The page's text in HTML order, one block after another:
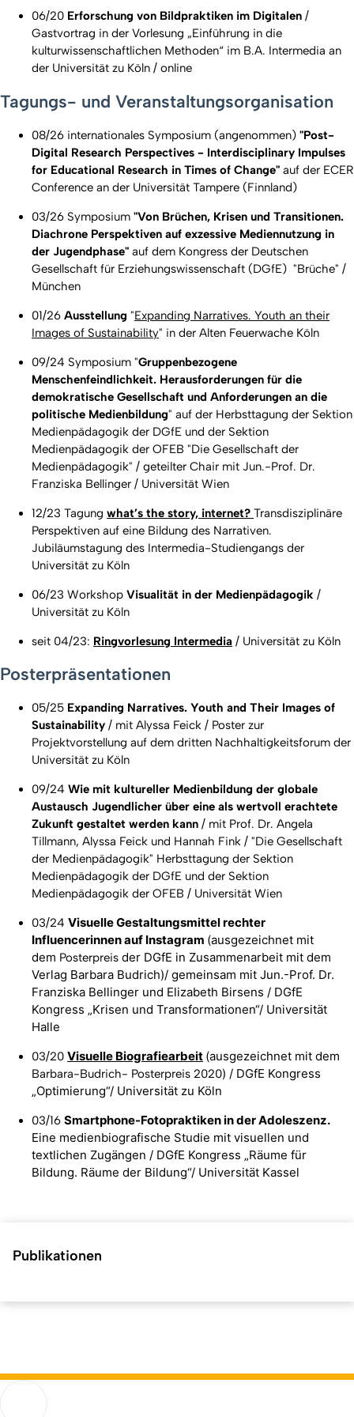
06/20 Erforschung von Bildpraktiken im Digitalen /
Gastvortrag in der Vorlesung „Einführung in die
kulturwissenschaftlichen Methoden“ im B.A. Intermedia an
der Universität zu Köln / online
Tagungs- und Veranstaltungsorganisation
08/26 internationales Symposium (angenommen) "Post-
Digital Research Perspectives - Interdisciplinary Impulses
for Educational Research in Times of Change" auf der ECER
Conference an der Universität Tampere (Finnland)
03/26 Symposium "Von Brüchen, Krisen und Transitionen.
Diachrone Perspektiven auf exzessive Mediennutzung in
der Jugendphase" auf dem Kongress der Deutschen
Gesellschaft für Erziehungswissenschaft (DGfE) "Brüche" /
München
01/26 Ausstellung "Expanding Narratives. Youth an their
Images of Sustainability" in der Alten Feuerwache Köln
09/24 Symposium "Gruppenbezogene
Menschenfeindlichkeit. Herausforderungen für die
demokratische Gesellschaft und Anforderungen an die
politische Medienbildung" auf der Herbsttagung der Sektion
Medienpädagogik der DGfE und der Sektion
Medienpädagogik der OFEB "Die Gesellschaft der
Medienpädagogik" / geteilter Chair mit Jun.-Prof. Dr.
Franziska Bellinger / Universität Wien
12/23 Tagung what’s the story, internet? Transdisziplinäre
Perspektiven auf eine Bildung des Narrativen.
Jubiläumstagung des Intermedia-Studiengangs der
Universität zu Köln
06/23 Workshop Visualität in der Medienpädagogik /
Universität zu Köln
seit 04/23: Ringvorlesung Intermedia / Universität zu Köln
Posterpräsentationen
05/25 Expanding Narratives. Youth and Their Images of
Sustainability / mit Alyssa Feick / Poster zur
Projektvorstellung auf dem dritten Nachhaltigkeitsforum der
Universität zu Köln
09/24 Wie mit kultureller Medienbildung der globale
Austausch Jugendlicher über eine als wertvoll erachtete
Zukunft gestaltet werden kann / mit Prof. Dr. Angela
Tillmann, Alyssa Feick und Hannah Fink / "Die Gesellschaft
der Medienpädagogik" Herbsttagung der Sektion
Medienpädagogik der DGfE und der Sektion
Medienpädagogik der OFEB / Universität Wien
03/24 Visuelle Gestaltungsmittel rechter
Influencerinnen auf Instagram (ausgezeichnet mit
dem Posterpreis der DGfE in Zusammenarbeit mit dem
Verlag Barbara Budrich)/ gemeinsam mit Jun.-Prof. Dr.
Franziska Bellinger und Elizabeth Birsens / DGfE
Kongress „Krisen und Transformationen“/ Universität
Halle
03/20 Visuelle Biografiearbeit (ausgezeichnet mit dem
Barbara-Budrich- Posterpreis 2020) / DGfE Kongress
„Optimierung“/ Universität zu Köln
03/16 Smartphone-Fotopraktiken in der Adoleszenz.
Eine medienbiografische Studie mit visuellen und
textlichen Zugängen / DGfE Kongress „Räume für
Bildung. Räume der Bildung“/ Universität Kassel
Publikationen